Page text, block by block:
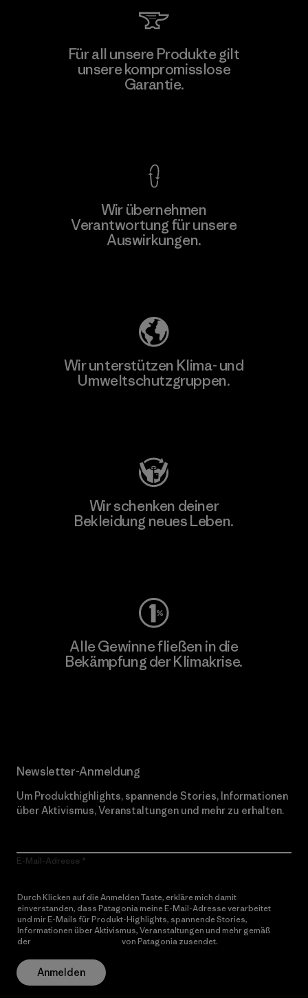
Atlanta Garment Manufacturing
Company
Für all unsere Produkte gilt
unsere kompromisslose
Garantie.
Wir übernehmen
Verantwortung für unsere
Auswirkungen.
Wir unterstützen Klima- und
Umweltschutzgruppen.
Wir schenken deiner
Bekleidung neues Leben.
Alle Gewinne fließen in die
Bekämpfung der Klimakrise.
Newsletter-Anmeldung
Um Produkthighlights, spannende Stories, Informationen
über Aktivismus, Veranstaltungen und mehr zu erhalten.
E-Mail-Adresse
Durch Klicken auf die Anmelden Taste, erkläre mich damit
einverstanden, dass Patagonia meine E-Mail-Adresse verarbeitet
und mir E-Mails für Produkt-Highlights, spannende Stories,
Informationen über Aktivismus, Veranstaltungen und mehr gemäß
der
von Patagonia zusendet.
Anmelden